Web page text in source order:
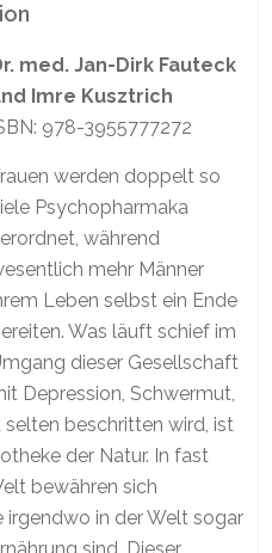
med. Jan-Dirk Fauteck
Imre Kusztrich
978-3955777272
werden doppelt so
Psychopharmaka
während
mehr Männer
Leben selbst ein Ende
Was läuft schief im
dieser Gesellschaft
Depression, Schwermut,
selten beschritten wird, ist
der Natur. In fast
bewähren sich
irgendwo in der Welt sogar